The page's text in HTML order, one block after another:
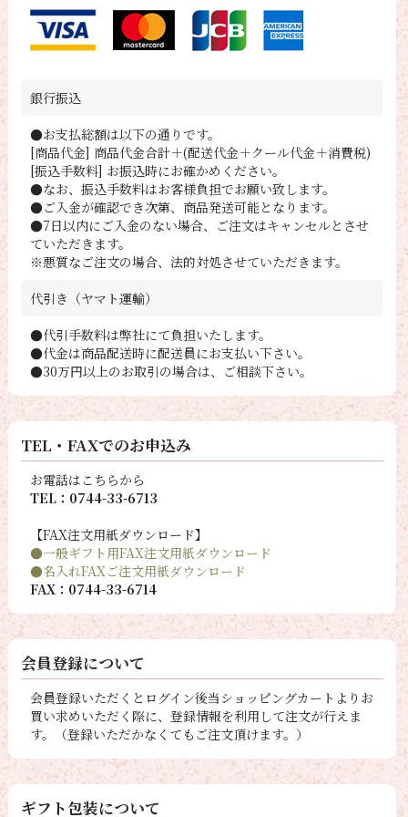
銀行振込
●お支払総額は以下の通りです。
[商品代金] 商品代金合計＋(配送代金＋クール代金＋消費税)
[振込手数料] お振込時にお確かめください。
●なお、振込手数料はお客様負担でお願い致します。
●ご入金が確認でき次第、商品発送可能となります。
●7日以内にご入金のない場合、ご注文はキャンセルとさせ
ていただきます。
※悪質なご注文の場合、法的対処させていただきます。
代引き（ヤマト運輸）
●代引手数料は弊社にて負担いたします。
●代金は商品配送時に配送員にお支払い下さい。
●30万円以上のお取引の場合は、ご相談下さい。
TEL・FAXでのお申込み
お電話はこちらから
TEL：0744-33-6713
【FAX注文用紙ダウンロード】
●一般ギフト用FAX注文用紙ダウンロード
●名入れFAXご注文用紙ダウンロード
FAX：0744-33-6714
会員登録について
会員登録いただくとログイン後当ショッピングカートよりお
買い求めいただく際に、登録情報を利用して注文が行えま
す。（登録いただかなくてもご注文頂けます。）
ギフト包装について